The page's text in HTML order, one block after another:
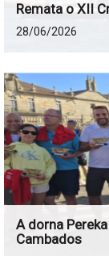
Remata o XII
28/06/2026
A dorna
Cambados